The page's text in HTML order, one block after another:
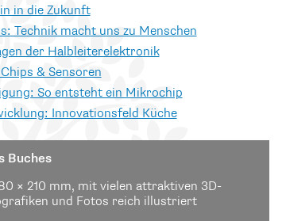
in die Zukunft
Technik macht uns zu Menschen
der Halbleiterelektronik
& Sensoren
So entsteht ein Mikrochip
Innovationsfeld Küche
Buches
× 210 mm, mit vielen attraktiven 3D-
und Fotos reich illustriert